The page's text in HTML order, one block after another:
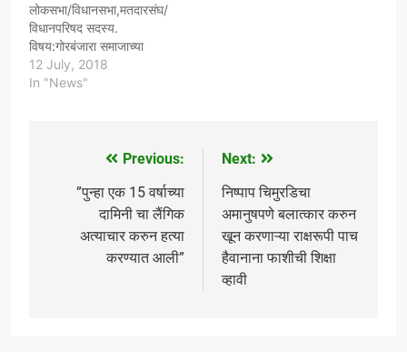
लोकसभा/विधानसभा,मतदारसंघ/
विधानपरिषद सदस्य.
विषय:गोरबंजारा समाजाच्या
प्रलंबित मागण्यांसाठी शासनाकडे
न्याय मिळेपर्यंत पाठपुरावा
समाजाला इतर राज्यातील
कोणत्याही संविधानिक वा
शासकीय सोयी सुविधा अथवा
महाराष्ट्रातील जवळपास सर्वच
तांडे विकासापासून कोसो दूर
12 July, 2018
In "News"
navigation
Previous:
​”पुन्हा एक 15 वर्षाच्या
दामिनी चा लैंगिक
अत्याचार करुन हत्या
करण्यात आली”
Next:
​निष्पाप चिमुरडिचा
अमानुषपणे बलात्कार करुन
खून करणाऱ्या राक्षरूपी पाच
हैवानाना फाशीची शिक्षा
व्हावी